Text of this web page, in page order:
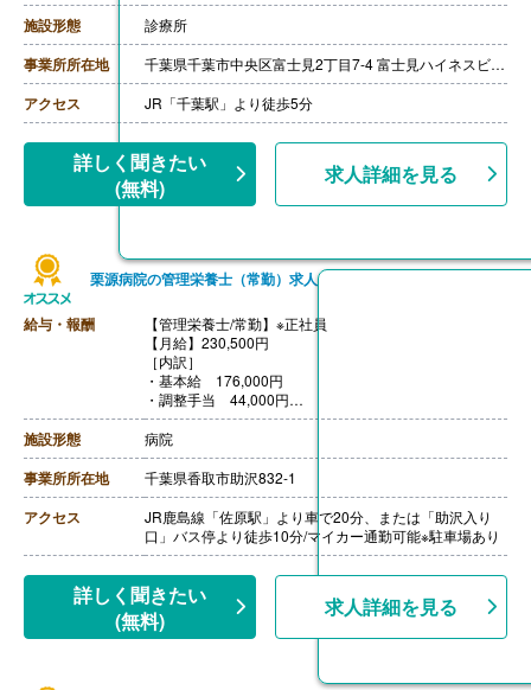
間休日110日の場合）
・固定残業代 20時間-45時間分
※役職によって異なります。
※給与は求職者様の経験・能力・前職の給与を総合的に
鑑みて決定します。
［その他手当］
月）
・健康診断手当
・勤続手当
・書籍購入手当
【昇給】年2回
【退職金】なし
※年収例:
23歳・経験1年の場合 月給250,000円、年収3,500,000
円
28歳・経験4年の場合 月給280,000円、年収3,950,000
円
施設形態 診療所
事業所所在地 千葉県千葉市中央区富士見2丁目7-4 富士見ハイネスビル5F
アクセス JR「千葉駅」より徒歩5分
詳しく聞きたい
(無料)
求人詳細を見る
栗源病院の管理栄養士（常勤）求人
給与・報酬
【管理栄養士/常勤】※正社員
【月給】230,500円
［内訳］
・基本給 176,000円
・調整手当 44,000円
・評価手当 10,500円
【賞与】年2回（計3.00ヶ月分）※前年度実績
【通勤手当】あり（上限なし、実費支給）
【昇給】あり（1月あたり0.80％-1.20％）※前年度実績
【退職金】あり※勤続3年以上
施設形態 病院
事業所所在地 千葉県香取市助沢832-1
アクセス
JR鹿島線「佐原駅」より車で20分、または「助沢入り
口」バス停より徒歩10分/マイカー通勤可能※駐車場あり
詳しく聞きたい
(無料)
求人詳細を見る